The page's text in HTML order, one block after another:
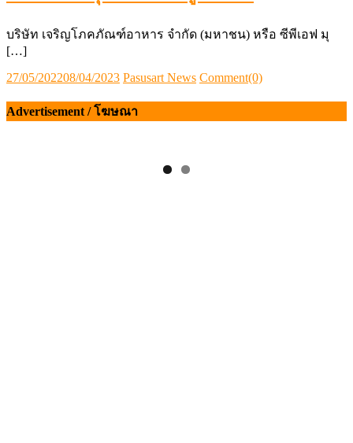
บริษัท เจริญโภคภัณฑ์อาหาร จำกัด (มหาชน) หรือ ซีพีเอฟ มุ
[…]
Posted
27/05/202208/04/2023 Author
Pasusart News Comment(0)
Advertisement / โฆษณา